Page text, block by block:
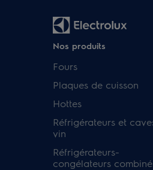
Nos produits
Fours
Plaques de cuisson
Hottes
Réfrigérateurs et
vin
Réfrigérateurs-
congélateurs